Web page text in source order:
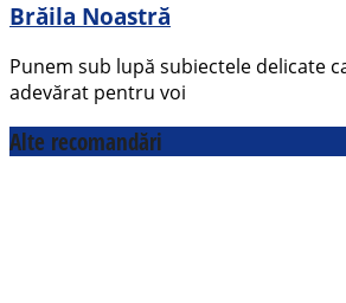
Brăila Noastră
Punem sub lupă subiectele delicate
adevărat pentru voi
Alte recomandări